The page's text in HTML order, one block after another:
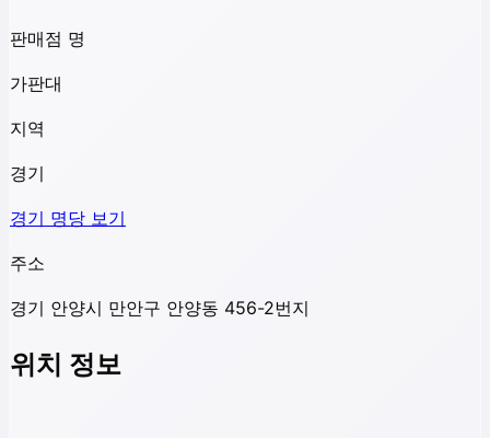
판매점 명
가판대
지역
경기
경기 명당 보기
주소
경기 안양시 만안구 안양동 456-2번지
위치 정보